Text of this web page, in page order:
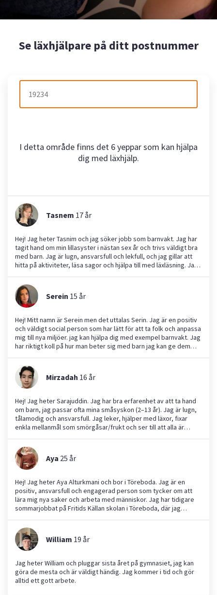
Se läxhjälpare på ditt postnummer
I detta område finns det 6 yeppar som kan hjälpa
dig med läxhjälp.
Tasnem 17år
Hej! Jag heter Tasnim och jag söker jobb som barnvakt. Jag har
tagit hand om min lillasyster i nästan sex år och trivs väldigt bra
med barn. Jag är lugn, ansvarsfull och lekfull, och jag gillar att
hitta på aktiviteter, läsa sagor och hjälpa till med läxläsning. Jag
av dig om du vill veta mer!
Serein 15 år
Hej! Mitt namn är Serein men det uttalas Serin. Jag är en positiv
och väldigt social person som har lätt för att ta folk och anpassa
mig till nya miljöer. jag kan hjälpa dig med exempel barnvakt. Jag
har riktigt koll på hur man beter sig med barn jag kan ge dem
kan hjälpa dig i trädgården jag kan köpa grejer åt dig skriv bara
till mig jag löser det. Varför ska du anlita mig? Eftersom jag är
helt oblyg och trygg i mig själv tar jag egna initiativ och är inte
rädd för att hugga i. Du får en engagerad och kommunikativ
person som ser till att jobbet blir ordentligt gjort!
Mirzadah 16 år
Hej! Jag heter Sarajuddin. Jag har bra erfarenhet av att ta hand
om barn, jag passar ofta mina småsyskon (2–13 år). Jag är lugn,
tålamodig och ansvarsfull. Jag leker, hjälper med läxor, fixar
enkla mellanmål som smörgåsar/frukt och ser till att alla är
Aya 25 år
Hej! Jag heter Aya Alturkmani och bor i Töreboda. Jag är en
positiv, ansvarsfull och engagerad person som tycker om att
lära mig nya saker och arbeta med människor. Jag har tidigare
sommarjobbat på Fritids Källan skolan i Töreboda, där jag
Jag studerar för närvarande på Komvux och söker nya
möjligheter att utvecklas i arbetslivet. Jag är flexibel, noggrann
och serviceinriktad, och jag arbetar bra både självständigt och
tillsammans med andra. Om ni anlitar mig får ni en pålitlig och
motiverad medarbetare som alltid gör sitt bästa.
William 19 år
Jag heter William och pluggar sista året på gymnasiet, jag kan
göra de mesta och är väldigt händig. Jag kommer i tid och gör
alltid ett gott arbete.